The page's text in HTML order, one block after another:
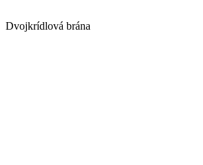
Dvojkrídlová brána